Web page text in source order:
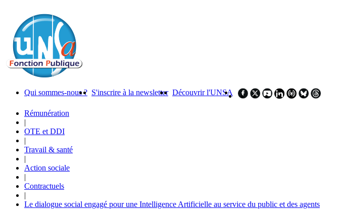
Qui sommes-nous ? S'inscrire à la newsletter Découvrir l'UNSA
Rémunération
|
OTE et DDI
|
Travail & santé
|
Action sociale
|
Contractuels
|
Le dialogue social engagé pour une Intelligence Artificielle au service du public et des agents